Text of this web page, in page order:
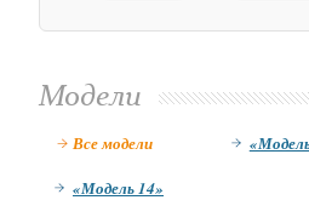
Модели
Все модели
«Модель 14»